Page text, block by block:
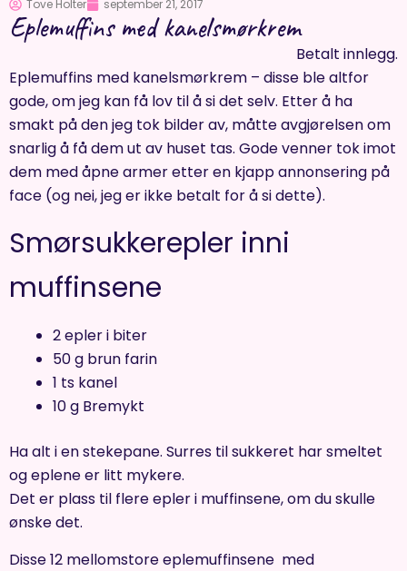
Tove Holter september 21, 2017
Eplemuffins med kanelsmørkrem
Betalt innlegg.
Eplemuffins med kanelsmørkrem – disse ble altfor
gode, om jeg kan få lov til å si det selv. Etter å ha
smakt på den jeg tok bilder av, måtte avgjørelsen om
snarlig å få dem ut av huset tas. Gode venner tok imot
dem med åpne armer etter en kjapp annonsering på
face (og nei, jeg er ikke betalt for å si dette).
Smørsukkerepler inni
muffinsene
2 epler i biter
50 g brun farin
1 ts kanel
10 g Bremykt
Ha alt i en stekepane. Surres til sukkeret har smeltet
og eplene er litt mykere.
Det er plass til flere epler i muffinsene, om du skulle
ønske det.
Disse 12 mellomstore eplemuffinsene med